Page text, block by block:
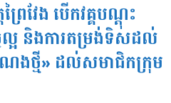
ៃវែង បើកវគ្គបណ្តុះ
អ និងការតម្រង់ទិសដល់
ែងថ្មី» ដល់សមាជិកក្រុម